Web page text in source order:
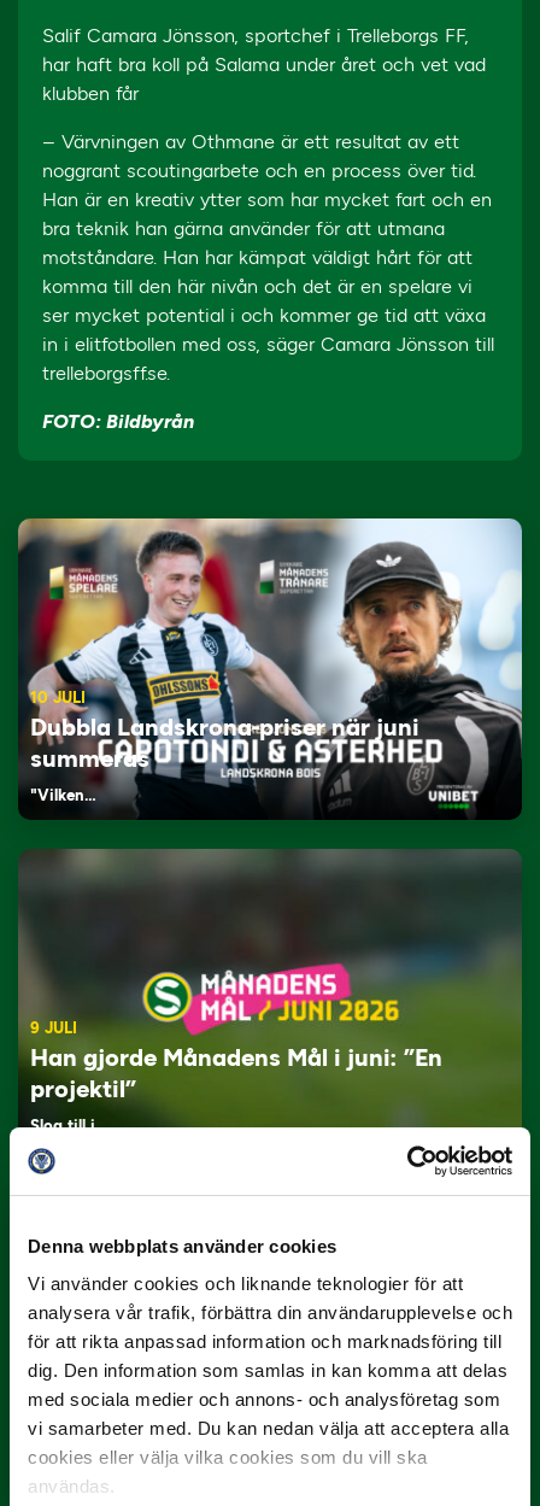
Denna webbplats använder cookies
Vi använder cookies och liknande teknologier för att
analysera vår trafik, förbättra din användarupplevelse och
för att rikta anpassad information och marknadsföring till
dig. Den information som samlas in kan komma att delas
med sociala medier och annons- och analysföretag som
vi samarbeter med. Du kan nedan välja att acceptera alla
cookies eller välja vilka cookies som du vill ska
användas.
Salif Camara Jönsson, sportchef i Trelleborgs FF,
har haft bra koll på Salama under året och vet vad
klubben får
– Värvningen av Othmane är ett resultat av ett
noggrant scoutingarbete och en process över tid.
Han är en kreativ ytter som har mycket fart och en
bra teknik han gärna använder för att utmana
motståndare. Han har kämpat väldigt hårt för att
komma till den här nivån och det är en spelare vi
ser mycket potential i och kommer ge tid att växa
in i elitfotbollen med oss, säger Camara Jönsson till
trelleborgsff.se.
FOTO: Bildbyrån
10 JULI
Dubbla Landskrona-priser när juni
summeras
"Vilken…
9 JULI
Han gjorde Månadens Mål i juni: ”En
projektil”
Slog till i…
3 JULI
Rösta på Månadens Spelare i juni
Yttrar gör…